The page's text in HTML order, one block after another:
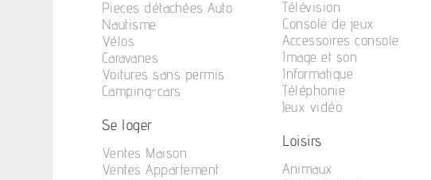
Pieces détachées Auto
Nautisme
Vélos
Caravanes
Voitures sans permis
Camping-cars
Se loger
Ventes Maison
Ventes Appartement
Télévision
Console de jeux
Accessoires console
Image et son
Informatique
Téléphonie
Jeux vidéo
Loisirs
Animaux